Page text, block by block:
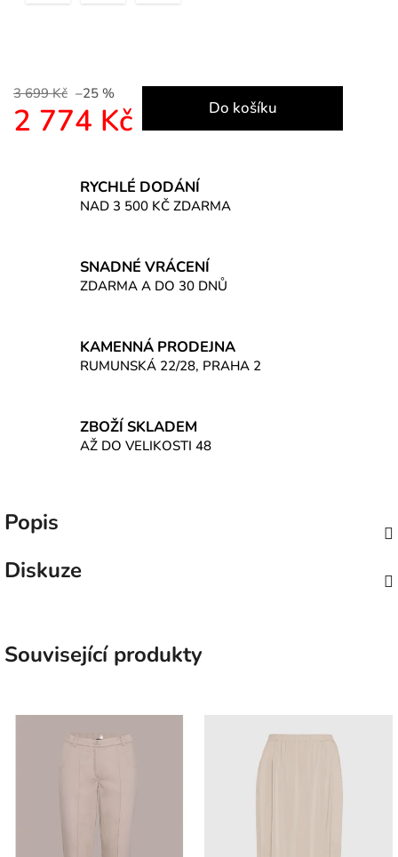
3 699 Kč –25 %
2 774 Kč Do košíku
RYCHLÉ DODÁNÍ
NAD 3 500 KČ ZDARMA
SNADNÉ VRÁCENÍ
ZDARMA A DO 30 DNŮ
KAMENNÁ PRODEJNA
RUMUNSKÁ 22/28, PRAHA 2
ZBOŽÍ SKLADEM
AŽ DO VELIKOSTI 48
Popis
Diskuze
Související produkty